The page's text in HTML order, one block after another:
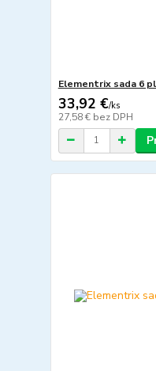
Elementrix sada 6
33,92 €/ks
27,58 € bez DPH